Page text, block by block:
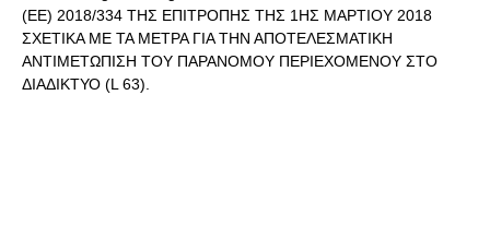
(ΕΕ) 2018/334 ΤΗΣ ΕΠΙΤΡΟΠΗΣ ΤΗΣ 1ΗΣ ΜΑΡΤΙΟΥ 2018
ΣΧΕΤΙΚΑ ΜΕ ΤΑ ΜΕΤΡΑ ΓΙΑ ΤΗΝ ΑΠΟΤΕΛΕΣΜΑΤΙΚΗ
ΑΝΤΙΜΕΤΩΠΙΣΗ ΤΟΥ ΠΑΡΑΝΟΜΟΥ ΠΕΡΙΕΧΟΜΕΝΟΥ ΣΤΟ
ΔΙΑΔΙΚΤΥΟ (L 63).